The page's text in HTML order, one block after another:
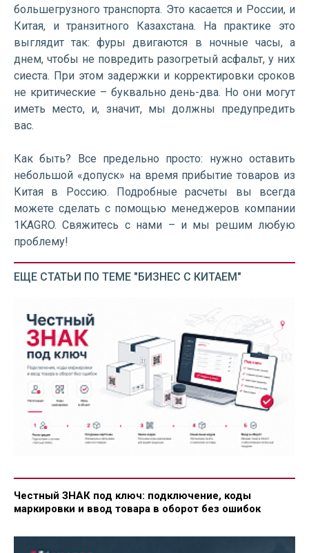
большегрузного транспорта. Это касается и России, и
Китая, и транзитного Казахстана. На практике это
выглядит так: фуры двигаются в ночные часы, а
днем, чтобы не повредить разогретый асфальт, у них
сиеста. При этом задержки и корректировки сроков
не критические – буквально день-два. Но они могут
иметь место, и, значит, мы должны предупредить
вас.
Как быть? Все предельно просто: нужно оставить
небольшой «допуск» на время прибытие товаров из
Китая в Россию. Подробные расчеты вы всегда
можете сделать с помощью менеджеров компании
1KAGRO. Свяжитесь с нами – и мы решим любую
проблему!
ЕЩЕ СТАТЬИ ПО ТЕМЕ "БИЗНЕС С КИТАЕМ"
Честный ЗНАК под ключ: подключение, коды
маркировки и ввод товара в оборот без ошибок